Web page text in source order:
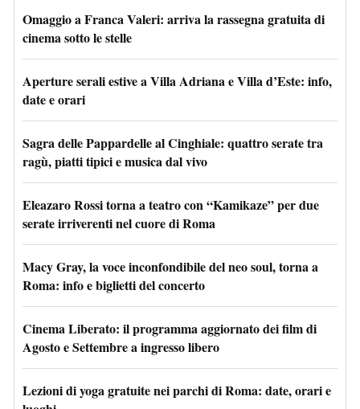
Omaggio a Franca Valeri: arriva la rassegna gratuita di
cinema sotto le stelle
Aperture serali estive a Villa Adriana e Villa d’Este: info,
date e orari
Sagra delle Pappardelle al Cinghiale: quattro serate tra
ragù, piatti tipici e musica dal vivo
Eleazaro Rossi torna a teatro con “Kamikaze” per due
serate irriverenti nel cuore di Roma
Macy Gray, la voce inconfondibile del neo soul, torna a
Roma: info e biglietti del concerto
Cinema Liberato: il programma aggiornato dei film di
Agosto e Settembre a ingresso libero
Lezioni di yoga gratuite nei parchi di Roma: date, orari e